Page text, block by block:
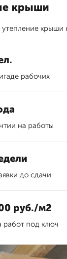
крыши
утепление крыши
рабочих
на работы
до сдачи
руб./м2
работ под ключ